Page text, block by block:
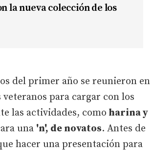
la nueva colección de los
del primer año se reunieron en
para cargar con los
las actividades, como harina y
una 'n', de novatos. Antes de
hacer una presentación para